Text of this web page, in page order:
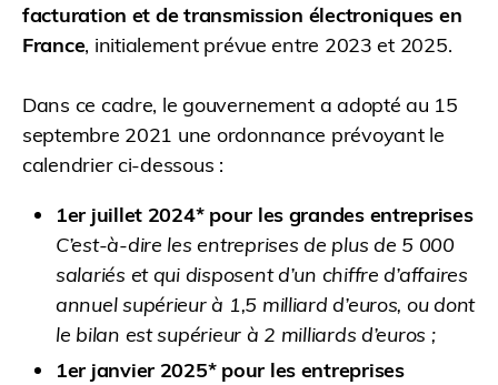
facturation et de transmission électroniques en
France, initialement prévue entre 2023 et 2025.
Dans ce cadre, le gouvernement a adopté au 15
septembre 2021 une ordonnance prévoyant le
calendrier ci-dessous :
1er juillet 2024* pour les grandes entreprises
C’est-à-dire les entreprises de plus de 5 000
salariés et qui disposent d’un chiffre d’affaires
annuel supérieur à 1,5 milliard d’euros, ou dont
le bilan est supérieur à 2 milliards d’euros ;
1er janvier 2025* pour les entreprises